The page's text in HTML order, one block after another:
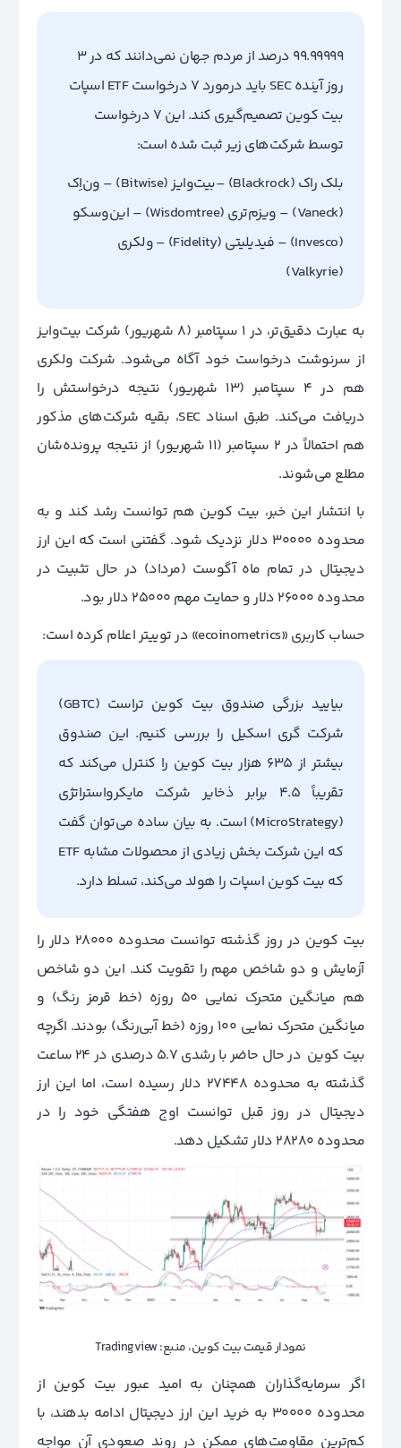
۹۹.۹۹۹۹۹ درصد از مردم جهان نمی‌دانند که در ۳
روز آینده SEC باید درمورد ۷ درخواست ETF اسپات
بیت کوین تصمیم‌گیری کند. این ۷ درخواست
توسط شرکت‌های زیر ثبت شده‌ است:
بلک راک (Blackrock) –
بیت‌وایز (Bitwise) –
ون‌اِک
(Vaneck) –
ویزم‌تری (Wisdomtree) –
این‌وسکو
(Invesco) –
فیدیلیتی (Fidelity) –
ولکری
(Valkyrie)
به عبارت دقیق‌تر، در ۱ سپتامبر (8 شهریور) شرکت بیت‌وایز
از سرنوشت درخواست خود آگاه می‌شود. شرکت ولکری
هم در ۴ سپتامبر (۱3 شهریور) نتیجه درخواستش را
دریافت می‌کند. طبق اسناد SEC، بقیه شرکت‌های مذکور
هم احتمالاً در ۲ سپتامبر (۱1 شهریور) از نتیجه پرونده‌شان
مطلع می‌شوند.
با انتشار این خبر، بیت کوین هم توانست رشد کند و به
محدوده ۳۰۰۰۰ دلار نزدیک شود. گفتنی است که این ارز
دیجیتال در تمام ماه آگوست (مرداد) در حال تثبیت در
محدوده ۲۶۰۰۰ دلار و حمایت مهم ۲۵۰۰۰ دلار بود.
حساب کاربری «ecoinometrics» در توییتر اعلام کرده است:
بیایید بزرگی صندوق بیت کوین تراست (GBTC)
شرکت گری اسکیل را بررسی کنیم. این صندوق
بیشتر از ۶۳۵ هزار بیت کوین را کنترل می‌کند که
تقریباً ۴.۵ برابر ذخایر شرکت مایکرواستراتژی
(MicroStrategy) است. به بیان ساده می‌توان گفت
که این شرکت بخش زیادی از محصولات مشابه ETF
که بیت کوین اسپات را هولد می‌کند، تسلط دارد.
بیت کوین در روز گذشته توانست محدوده ۲۸۰۰۰ دلار را
آزمایش و دو شاخص مهم را تقویت کند. این دو شاخص
هم میانگین متحرک نمایی ۵۰ روزه (خط قرمز رنگ) و
میانگین متحرک نمایی ۱۰۰ روزه (خط آبی‌رنگ) بودند. اگرچه
بیت کوین در حال حاضر با رشدی ۵.۷ درصدی در ۲۴ ساعت
گذشته به محدوده ۲۷۴۴۸ دلار رسیده است، اما این ارز
دیجیتال در روز قبل توانست اوج هفتگی خود را در
محدوده ۲۸۲۸۰ دلار تشکیل دهد.
نمودار قیمت بیت کوین، منبع: Tradingview
اگر سرمایه‌گذاران همچنان به امید عبور بیت کوین از
محدوده ۳۰۰۰۰ به خرید این ارز دیجیتال ادامه بدهند، با
کم‌ترین مقاومت‌های ممکن در روند صعودی آن مواجه